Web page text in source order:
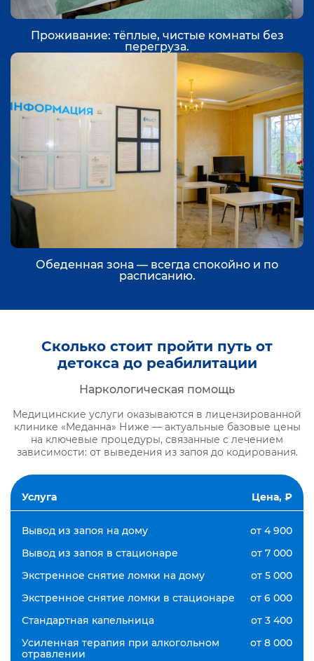
Проживание: тёплые, чистые комнаты без
перегруза.
Обеденная зона — всегда спокойно и по
расписанию.
Сколько стоит пройти путь от
детокса до реабилитации
Наркологическая помощь
Медицинские услуги оказываются в лицензированной
клинике «Меданна» Ниже — актуальные базовые цены
на ключевые процедуры, связанные с лечением
зависимости: от выведения из запоя до кодирования.
Услуга Цена, ₽
Вывод из запоя на дому
от 4 900
Вывод из запоя в стационаре
от 7 000
Экстренное снятие ломки на дому
от 5 000
Экстренное снятие ломки в стационаре
от 6 000
Стандартная капельница
от 3 400
Усиленная терапия при алкогольном
отравлении
от 8 000